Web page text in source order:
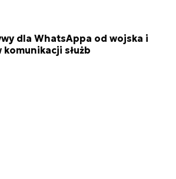
dla WhatsAppa od wojska i
komunikacji służb